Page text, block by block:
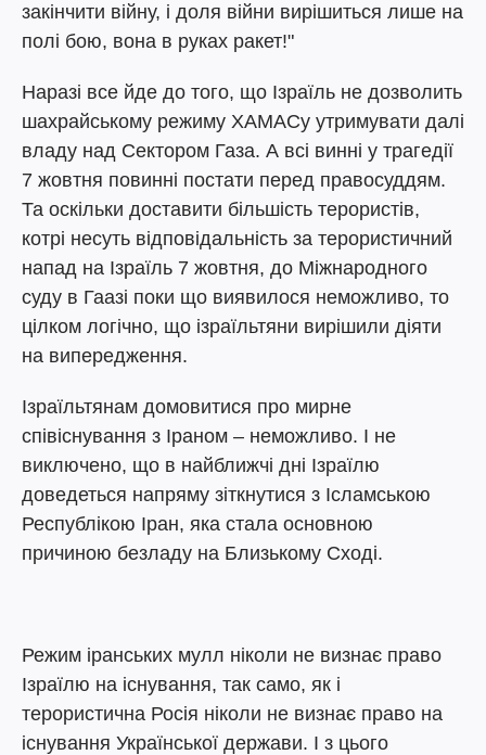
закінчити війну, і доля війни вирішиться лише на
полі бою, вона в руках ракет!"
Наразі все йде до того, що Ізраїль не дозволить
шахрайському режиму ХАМАСу утримувати далі
владу над Сектором Газа. А всі винні у трагедії
7 жовтня повинні постати перед правосуддям.
Та оскільки доставити більшість терористів,
котрі несуть відповідальність за терористичний
напад на Ізраїль 7 жовтня, до Міжнародного
суду в Гаазі поки що виявилося неможливо, то
цілком логічно, що ізраїльтяни вирішили діяти
на випередження.
Ізраїльтянам домовитися про мирне
співіснування з Іраном – неможливо. І не
виключено, що в найближчі дні Ізраїлю
доведеться напряму зіткнутися з Ісламською
Республікою Іран, яка стала основною
причиною безладу на Близькому Сході.
Режим іранських мулл ніколи не визнає право
Ізраїлю на існування, так само, як і
терористична Росія ніколи не визнає право на
існування Української держави. І з цього